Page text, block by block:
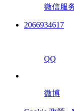
微信服
2066934617
QQ
微博